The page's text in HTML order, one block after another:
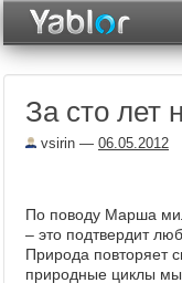
За сто лет
vsirin — 06.05.2012
По поводу Марша
– это подтвердит
Природа повторяет
природные циклы